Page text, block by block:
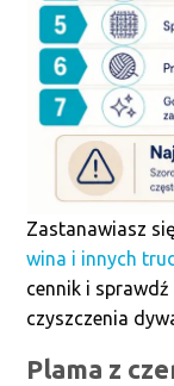
Zastanawiasz
wina i innych
cennik i
czyszczenia
Plama z